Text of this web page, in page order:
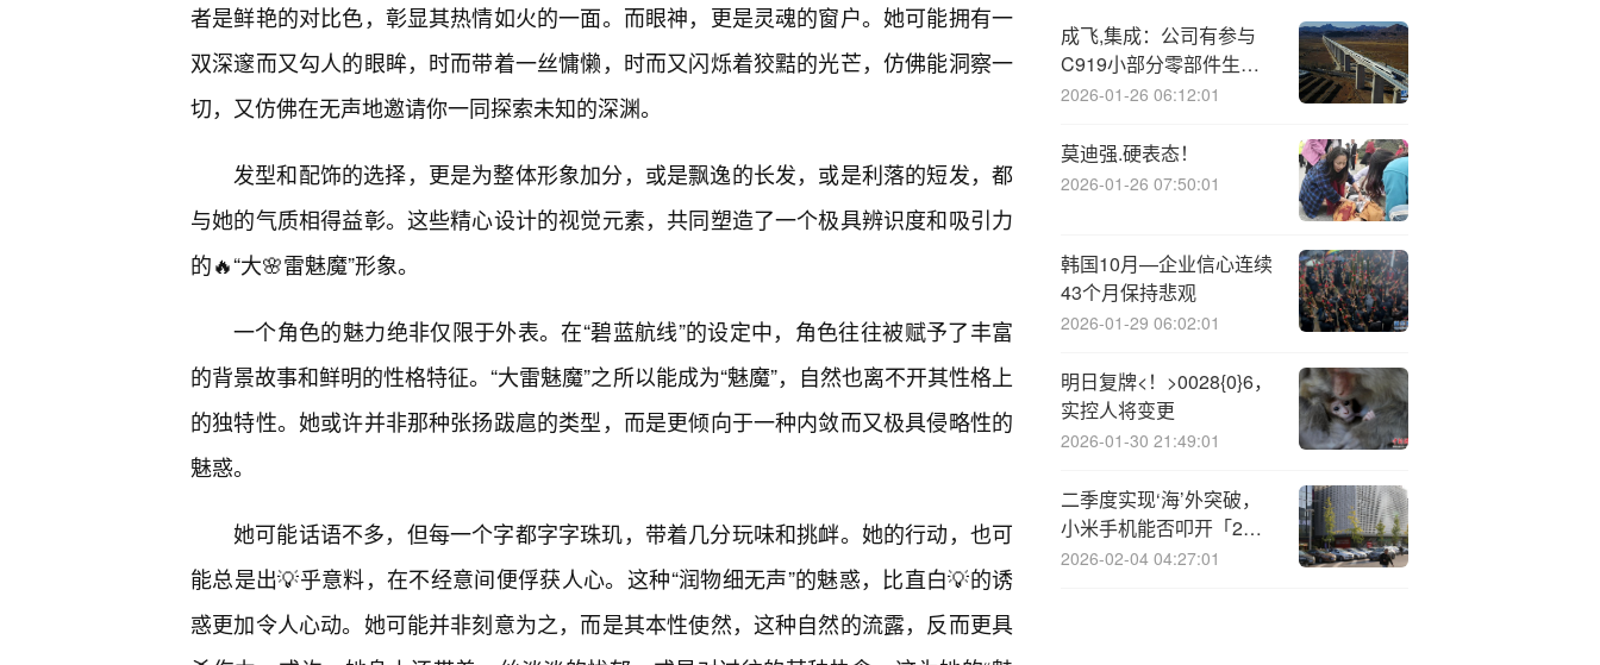
者是鲜艳的对比色，彰显其热情如火的一面。而眼神，更是灵魂的窗户。她可能拥有一
双深邃而又勾人的眼眸，时而带着一丝慵懒，时而又闪烁着狡黠的光芒，仿佛能洞察一
切，又仿佛在无声地邀请你一同探索未知的深渊。
发型和配饰的选择，更是为整体形象加分，或是飘逸的长发，或是利落的短发，都
与她的气质相得益彰。这些精心设计的视觉元素，共同塑造了一个极具辨识度和吸引力
的🔥“大🌸雷魅魔”形象。
一个角色的魅力绝非仅限于外表。在“碧蓝航线”的设定中，角色往往被赋予了丰富
的背景故事和鲜明的性格特征。“大雷魅魔”之所以能成为“魅魔”，自然也离不开其性格上
的独特性。她或许并非那种张扬跋扈的类型，而是更倾向于一种内敛而又极具侵略性的
魅惑。
她可能话语不多，但每一个字都字字珠玑，带着几分玩味和挑衅。她的行动，也可
能总是出💡乎意料，在不经意间便俘获人心。这种“润物细无声”的魅惑，比直白💡的诱
惑更加令人心动。她可能并非刻意为之，而是其本性使然，这种自然的流露，反而更具
成飞,集成：公司有参与
C919小部分零部件生产
制造
2026-01-26 06:12:01
莫迪强.硬表态！
2026-01-26 07:50:01
韩国10月—企业信心连续
43个月保持悲观
2026-01-29 06:02:01
明日复牌<！>0028{0}6，
实控人将变更
2026-01-30 21:49:01
二季度实现‘海’外突破，
小米手机能否叩开「2亿
俱乐部」大门？
2026-02-04 04:27:01